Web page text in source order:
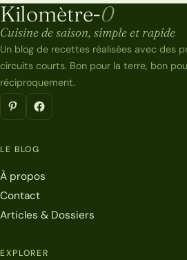
Kilomètre-0
Kilomètre-0
Cuisine de saison, simple et rapide
Un blog de recettes réalisées avec des
circuits courts. Bon pour la terre, bon
réciproquement.
LE BLOG
À propos
Contact
Articles & Dossiers
EXPLORER